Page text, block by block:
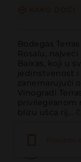
Bodegas
Rosalu,
Baixas, koji u
jedinstvenost
zanemarujući
Vinogradi
privilegiranom
blizu ušća rij...